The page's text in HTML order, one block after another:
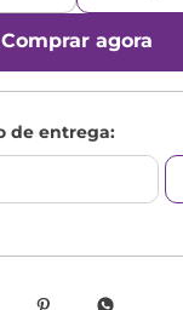
Comprar agora